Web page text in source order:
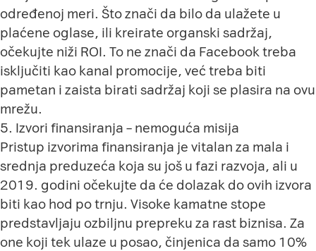
određenoj meri. Što znači da bilo da ulažete u
plaćene oglase, ili kreirate organski sadržaj,
očekujte niži ROI. To ne znači da Facebook treba
isključiti kao kanal promocije, već treba biti
pametan i zaista birati sadržaj koji se plasira na ovu
mrežu.
5. Izvori finansiranja – nemoguća misija
Pristup izvorima finansiranja je vitalan za mala i
srednja preduzeća koja su još u fazi razvoja, ali u
2019. godini očekujte da će dolazak do ovih izvora
biti kao hod po trnju. Visoke kamatne stope
predstavljaju ozbiljnu prepreku za rast biznisa. Za
one koji tek ulaze u posao, činjenica da samo 10%